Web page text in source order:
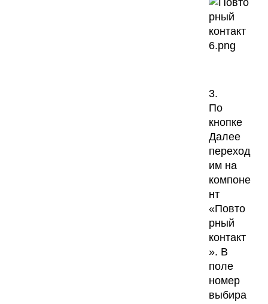
3.
По
кнопке
Далее
переход
им на
компоне
нт
«Повто
рный
контакт
». В
поле
номер
выбира